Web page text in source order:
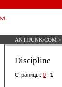
ANTIPUNK/COM >
Discipline
Страницы: 0 | 1